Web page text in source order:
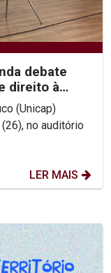
debate
direito à
(Unicap)
no auditório
LER MAIS